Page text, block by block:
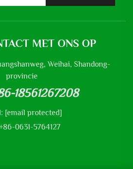
MET ONS OP
Weihai, Shandong-
provincie
18561267208
[email protected]
0631-5764127